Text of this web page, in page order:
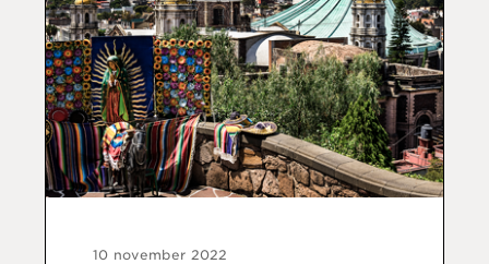
10 november 2022